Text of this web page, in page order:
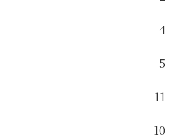
4
5
11
10